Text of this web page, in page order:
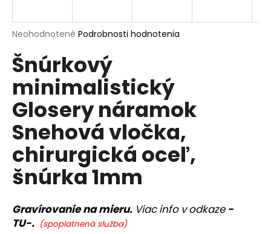
Priemerné
produktu
je
5
hviezdičiek.
Neohodnotené Podrobnosti hodnotenia
Šnúrkový
minimalistický
Glosery náramok
Snehová vločka,
chirurgická oceľ,
šnúrka 1mm
Gravírovanie na mieru. Viac info v odkaze -
TU-. (spoplatnená služba)
j
ť
?
HĽADAŤ
d
p